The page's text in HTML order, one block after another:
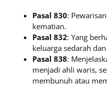
Pasal 830:
kematian.
Pasal 832: Yang
keluarga sedarah
Pasal 838:
menjadi ahli waris,
membunuh atau